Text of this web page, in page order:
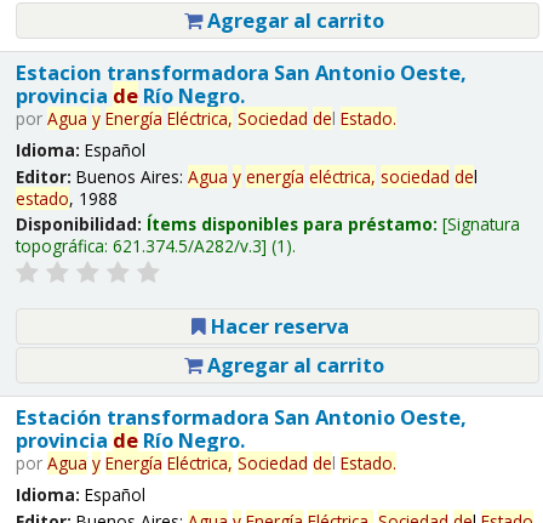
Agregar al carrito
Estacion transformadora San Antonio Oeste,
provincia deRío Negro.
por Agua y Energía Eléctrica, Sociedad del Estado.
Idioma: Español
Editor: Buenos Aires: Agua y energía eléctrica, sociedad del
estado, 1988
Disponibilidad: Ítems disponibles para préstamo: Signatura
topográfica: 621.374.5/A282/v.3 (1).
Hacer reserva
Agregar al carrito
Estación transformadora San Antonio Oeste,
provincia deRío Negro.
por Agua y Energía Eléctrica, Sociedad del Estado.
Idioma: Español